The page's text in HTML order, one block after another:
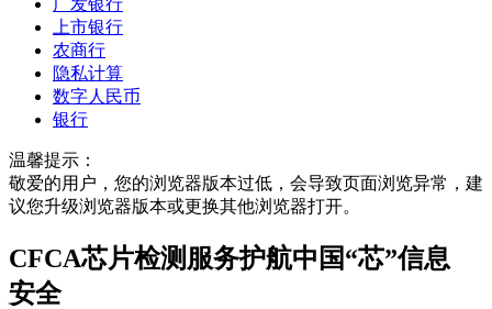
上市银行
农商行
隐私计算
数字人民币
银行
温馨提示：
敬爱的用户，您的浏览器版本过低，会导致页面浏览异常，建
议您升级浏览器版本或更换其他浏览器打开。
CFCA芯片检测服务护航中国“芯”信息
安全